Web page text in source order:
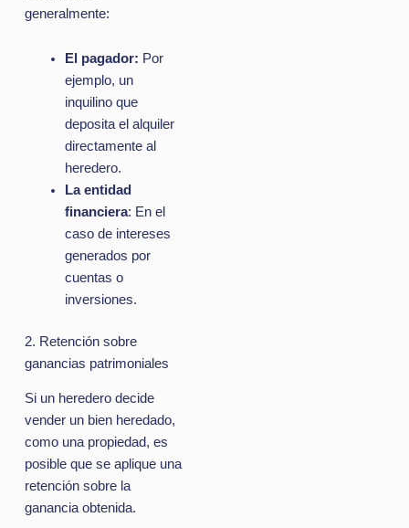
generalmente:
El pagador: Por
ejemplo, un
inquilino que
deposita el alquiler
directamente al
heredero.
La entidad
financiera: En el
caso de intereses
generados por
cuentas o
inversiones.
2. Retención sobre
ganancias patrimoniales
Si un heredero decide
vender un bien heredado,
como una propiedad, es
posible que se aplique una
retención sobre la
ganancia obtenida.